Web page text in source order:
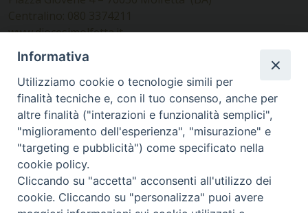
www.diocesimolfetta.it –
diocesimolfetta@pec.chiesacattolica.it
Ufficio Comunicazioni sociali
Piazza Giovene 4 – 70056 Molfetta (BA)
comunicazionisociali@diocesimolfetta.it
SEGUICI SU
Facebook
Instagram
X YouTube
Feed
Informativa
Utilizziamo cookie o tecnologie simili per
finalità tecniche e, con il tuo consenso, anche per
altre finalità ("interazioni e funzionalità semplici",
"miglioramento dell'esperienza", "misurazione" e
"targeting e pubblicità") come specificato nella
cookie policy.
Cliccando su "accetta" acconsenti all'utilizzo dei
cookie. Cliccando su "personalizza" puoi avere